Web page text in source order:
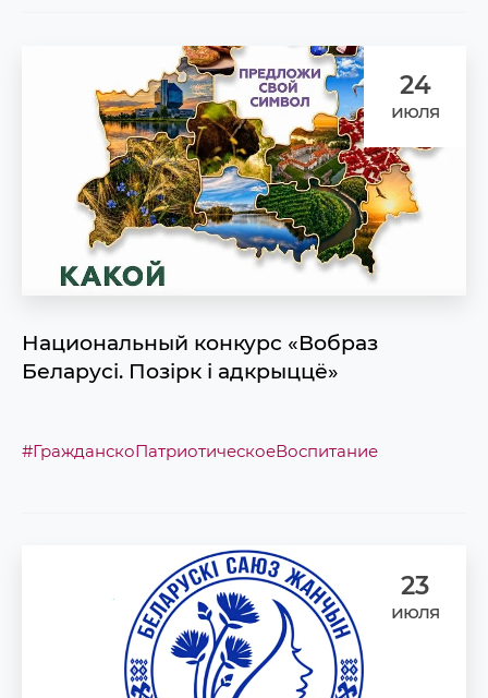
24
июля
Национальный конкурс «Вобраз
Беларусi. Позiрк i адкрыццё»
#ГражданскоПатриотическоеВоспитание
23
июля